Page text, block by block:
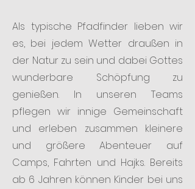
Als typische Pfadfinder lieben wir
es, bei jedem Wetter draußen in
der Natur zu sein und dabei Gottes
wunderbare Schöpfung zu
genießen. In unseren Teams
pflegen wir innige Gemeinschaft
und erleben zusammen kleinere
und größere Abenteuer auf
Camps, Fahrten und Hajks. Bereits
ab 6 Jahren können Kinder bei uns